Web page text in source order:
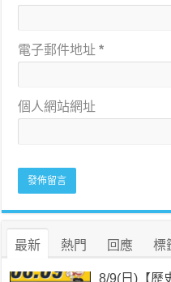
電子郵件地址*
個人網站網址
最新 熱門 回應 標
8/9(日)【歷